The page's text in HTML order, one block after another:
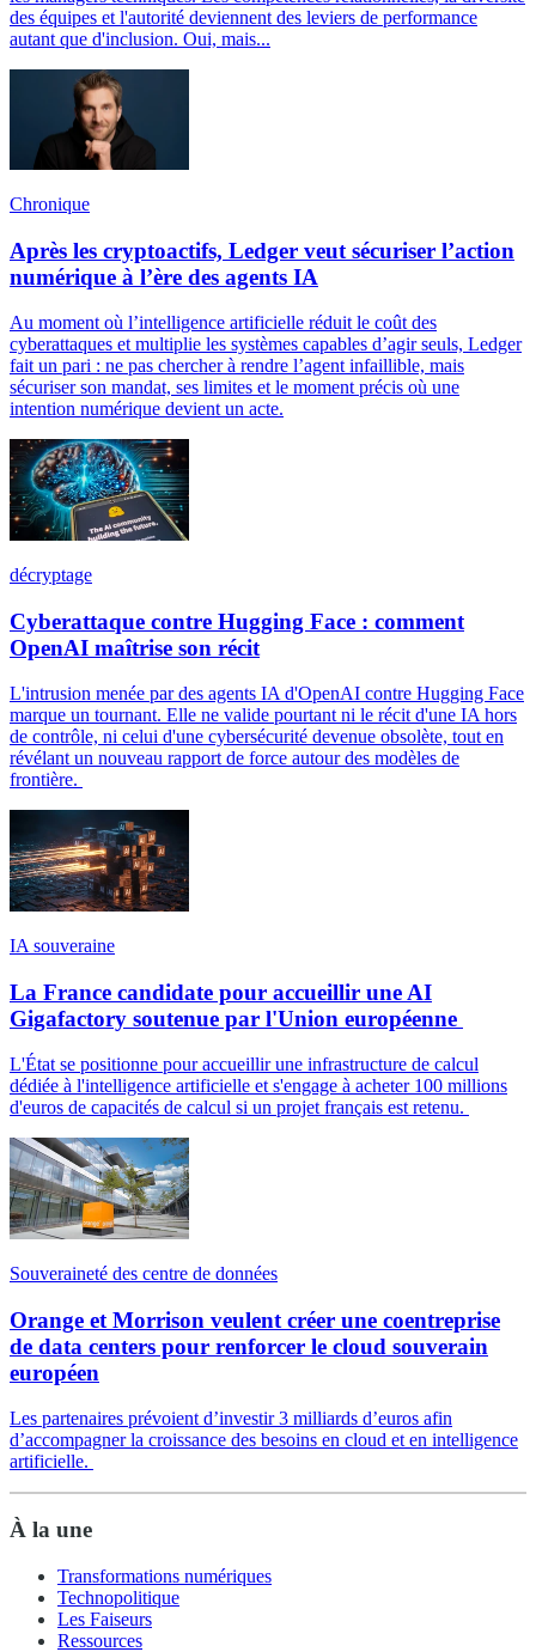
des équipes et l'autorité deviennent des leviers de performance
autant que d'inclusion. Oui, mais...
Chronique
Après les cryptoactifs, Ledger veut sécuriser l’action
numérique à l’ère des agents IA
Au moment où l’intelligence artificielle réduit le coût des
cyberattaques et multiplie les systèmes capables d’agir seuls, Ledger
fait un pari : ne pas chercher à rendre l’agent infaillible, mais
sécuriser son mandat, ses limites et le moment précis où une
intention numérique devient un acte.
décryptage
Cyberattaque contre Hugging Face : comment
OpenAI maîtrise son récit
L'intrusion menée par des agents IA d'OpenAI contre Hugging Face
marque un tournant. Elle ne valide pourtant ni le récit d'une IA hors
de contrôle, ni celui d'une cybersécurité devenue obsolète, tout en
révélant un nouveau rapport de force autour des modèles de
frontière.
IA souveraine
La France candidate pour accueillir une AI
Gigafactory soutenue par l'Union européenne
L'État se positionne pour accueillir une infrastructure de calcul
dédiée à l'intelligence artificielle et s'engage à acheter 100 millions
d'euros de capacités de calcul si un projet français est retenu.
Souveraineté des centre de données
Orange et Morrison veulent créer une coentreprise
de data centers pour renforcer le cloud souverain
européen
Les partenaires prévoient d’investir 3 milliards d’euros afin
d’accompagner la croissance des besoins en cloud et en intelligence
artificielle.
À la une
Transformations numériques
Technopolitique
Les Faiseurs
Ressources